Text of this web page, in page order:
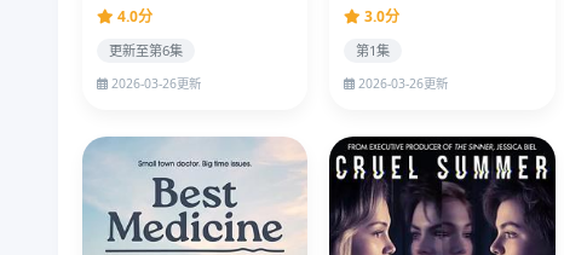
4.0分
更新至第6集
2026-03-26更新
3.0分
第1集
2026-03-26更新